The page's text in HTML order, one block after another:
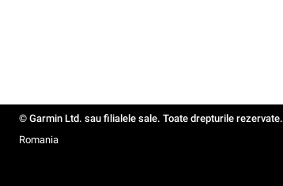
© Garmin Ltd. sau filialele sale. Toate drepturile rezervate.
Romania